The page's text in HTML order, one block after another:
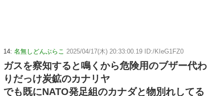
14: 名無しどんぶらこ 2025/04/17(木) 20:33:00.19 ID:/KIeG1FZ0
ガスを察知すると鳴くから危険用のブザー代わ
りだっけ炭鉱のカナリヤ
でも既にNATO発足組のカナダと物別れしてる